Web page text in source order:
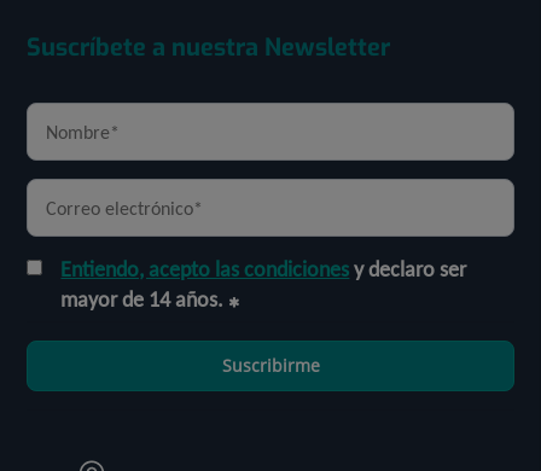
Suscríbete a nuestra Newsletter
Entiendo, acepto las condicionesy declaro ser
mayor de 14 años.
Suscribirme